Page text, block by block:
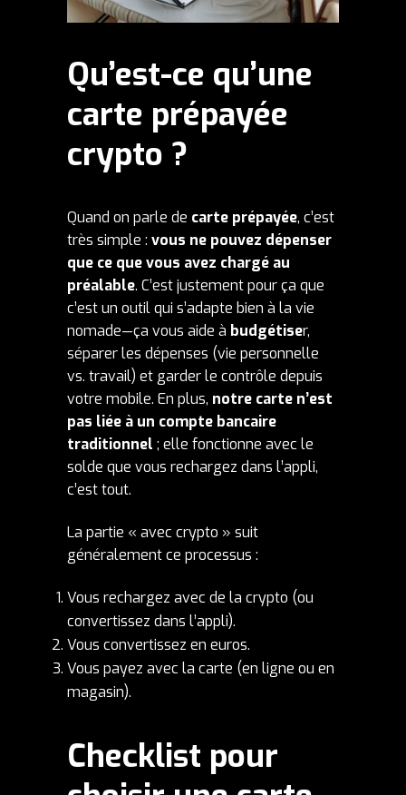
Qu’est-ce qu’une
carte prépayée
crypto ?
Quand on parle de carte prépayée, c’est
très simple : vous ne pouvez dépenser
que ce que vous avez chargé au
préalable. C’est justement pour ça que
c’est un outil qui s’adapte bien à la vie
nomade—ça vous aide à budgétiser,
séparer les dépenses (vie personnelle
vs. travail) et garder le contrôle depuis
votre mobile. En plus, notre carte n’est
pas liée à un compte bancaire
traditionnel ; elle fonctionne avec le
solde que vous rechargez dans l’appli,
c’est tout.
La partie « avec crypto » suit
généralement ce processus :
Vous rechargez avec de la crypto (ou
convertissez dans l’appli).
Vous convertissez en euros.
Vous payez avec la carte (en ligne ou en
magasin).
Checklist pour